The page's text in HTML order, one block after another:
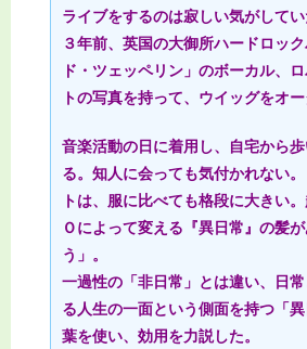
ライブをするのは寂しい気がしてい
３年前、英国の大御所ハードロッ
ド・ツェッペリン」のボーカル、
トの写真を持って、ウイッグをオー
音楽活動の日に着用し、自宅から
る。知人に会っても気付かれない
トは、服に比べても格段に大きい
Ｏによって変える『異日常』の髪
う」。
一過性の「非日常」とは違い、日
る人生の一面という側面を持つ「
葉を使い、効用を力説した。